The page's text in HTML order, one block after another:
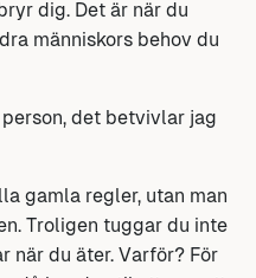
dig. Det är när du
människors behov du
det betvivlar jag
gamla regler, utan man
Troligen tuggar du inte
när du äter. Varför? För